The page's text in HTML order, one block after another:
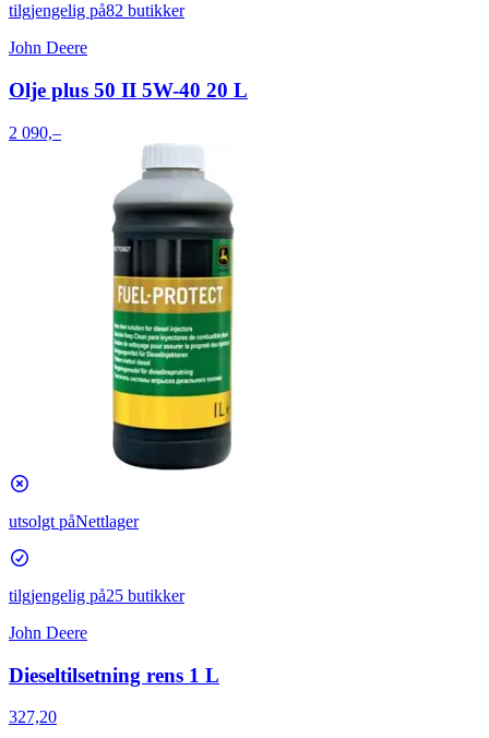
tilgjengelig på82 butikker
John Deere
Olje plus 50 II 5W-40 20 L
2 090,–
utsolgt påNettlager
tilgjengelig på25 butikker
John Deere
Dieseltilsetning rens 1 L
327,20